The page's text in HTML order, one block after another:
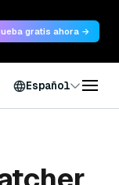
gratis ahora →
Español